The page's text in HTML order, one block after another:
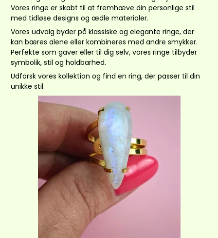
Vores ringe er skabt til at fremhæve din personlige stil
med tidløse designs og ædle materialer.
Vores udvalg byder på klassiske og elegante ringe, der
kan bæres alene eller kombineres med andre smykker.
Perfekte som gaver eller til dig selv, vores ringe tilbyder
symbolik, stil og holdbarhed.
Udforsk vores kollektion og find en ring, der passer til din
unikke stil.